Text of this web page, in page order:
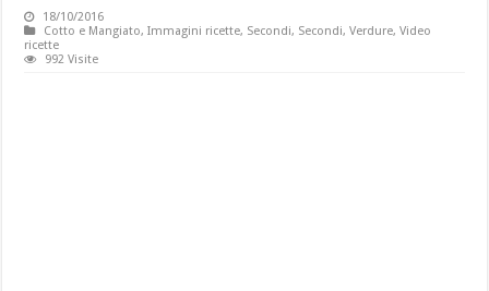
18/10/2016
Cotto e Mangiato,Immagini ricette, Secondi, Secondi,Verdure,Video
ricette
992 Visite